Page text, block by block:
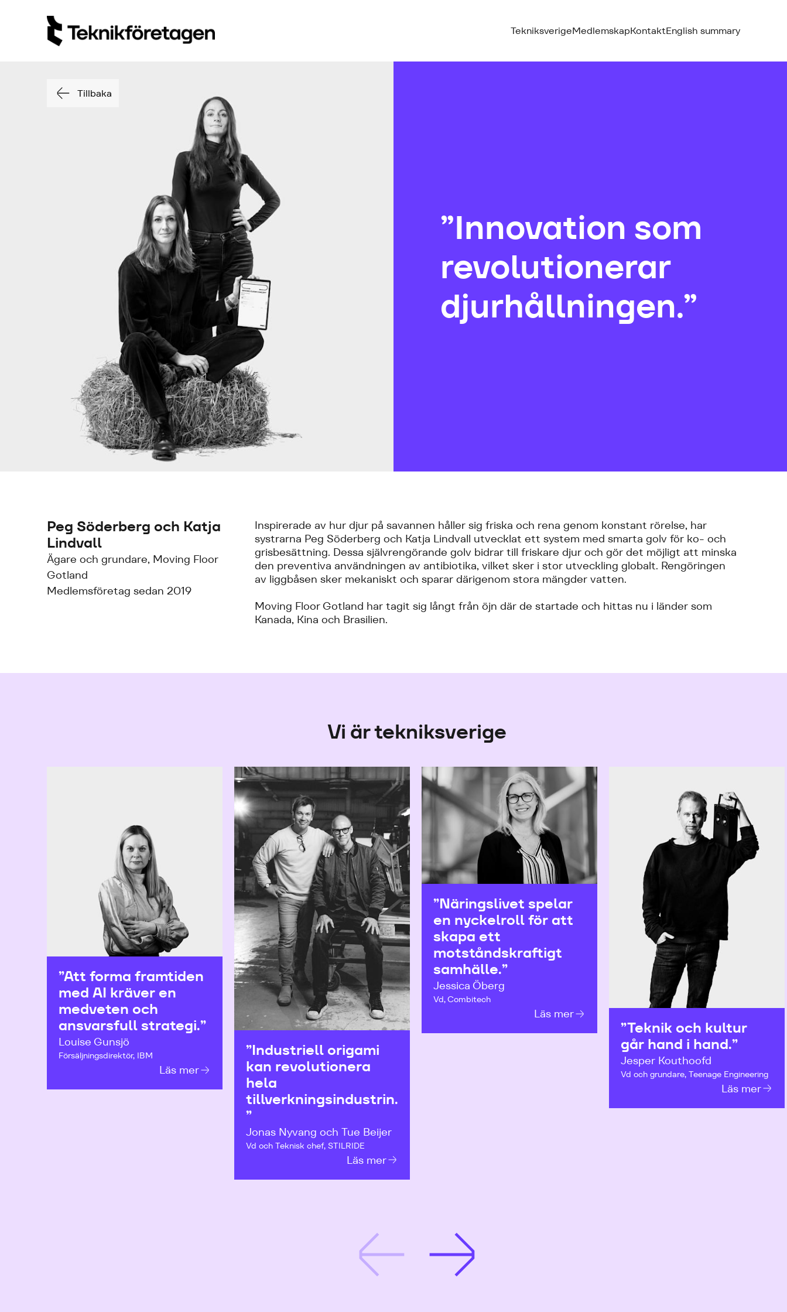
TekniksverigeMedlemskapKontaktEnglish summary
Tillbaka
”Innovation som
revolutionerar
djurhållningen.”
Peg Söderberg och Katja
Lindvall
Ägare och grundare, Moving Floor
Gotland
Medlemsföretag sedan 2019
Inspirerade av hur djur på savannen håller sig friska och rena genom konstant rörelse, har
systrarna Peg Söderberg och Katja Lindvall utvecklat ett system med smarta golv för ko- och
grisbesättning. Dessa självrengörande golv bidrar till friskare djur och gör det möjligt att minska
den preventiva användningen av antibiotika, vilket sker i stor utveckling globalt. Rengöringen
av liggbåsen sker mekaniskt och sparar därigenom stora mängder vatten.
Moving Floor Gotland har tagit sig långt från öjn där de startade och hittas nu i länder som
Kanada, Kina och Brasilien.
Vi är tekniksverige
”Att forma framtiden
med AI kräver en
medveten och
ansvarsfull strategi.”
Louise Gunsjö
Försäljningsdirektör, IBM
Läs mer
”Industriell origami
kan revolutionera
hela
tillverkningsindustrin.
”
Jonas Nyvang och Tue Beijer
Vd och Teknisk chef, STILRIDE
Läs mer
”Näringslivet spelar
en nyckelroll för att
skapa ett
motståndskraftigt
samhälle.”
Jessica Öberg
Vd, Combitech
Läs mer
”Teknik och kultur
går hand i hand.”
Jesper Kouthoofd
Vd och grundare, Teenage Engineering
Läs mer